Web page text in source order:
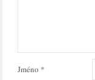
Jméno *